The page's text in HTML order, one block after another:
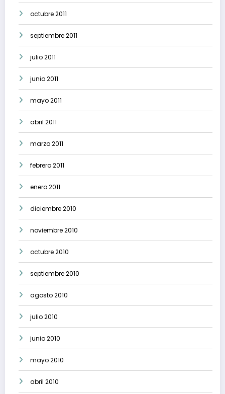
octubre 2011
septiembre 2011
julio 2011
junio 2011
mayo 2011
abril 2011
marzo 2011
febrero 2011
enero 2011
diciembre 2010
noviembre 2010
octubre 2010
septiembre 2010
agosto 2010
julio 2010
junio 2010
mayo 2010
abril 2010